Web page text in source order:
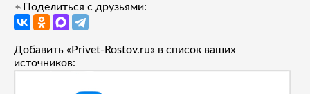
Поделиться с друзьями:
Добавить «Privet-Rostov.ru» в список ваших
источников: